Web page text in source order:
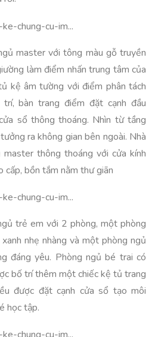
master với tông màu gỗ truyền
làm điểm nhấn trung tâm của
kệ âm tường với điểm phân tách
bàn trang điểm đặt cạnh đầu
sổ thông thoáng. Nhìn từ tầng
ra không gian bên ngoài. Nhà
thông thoáng với cửa kính
cấp, bồn tắm nằm thư giãn
trẻ em với 2 phòng, một phòng
nhẹ nhàng và một phòng ngủ
đáng yêu. Phòng ngủ bé trai có
bố trí thêm một chiếc kệ tủ trang
được đặt cạnh cửa sổ tạo môi
học tập.